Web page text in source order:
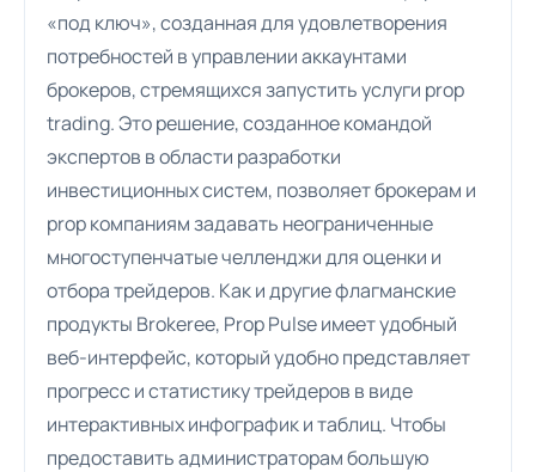
«под ключ», созданная для удовлетворения
потребностей в управлении аккаунтами
брокеров, стремящихся запустить услуги prop
trading. Это решение, созданное командой
экспертов в области разработки
инвестиционных систем, позволяет брокерам и
prop компаниям задавать неограниченные
многоступенчатые челленджи для оценки и
отбора трейдеров. Как и другие флагманские
продукты Brokeree, Prop Pulse имеет удобный
веб-интерфейс, который удобно представляет
прогресс и статистику трейдеров в виде
интерактивных инфографик и таблиц. Чтобы
предоставить администраторам большую